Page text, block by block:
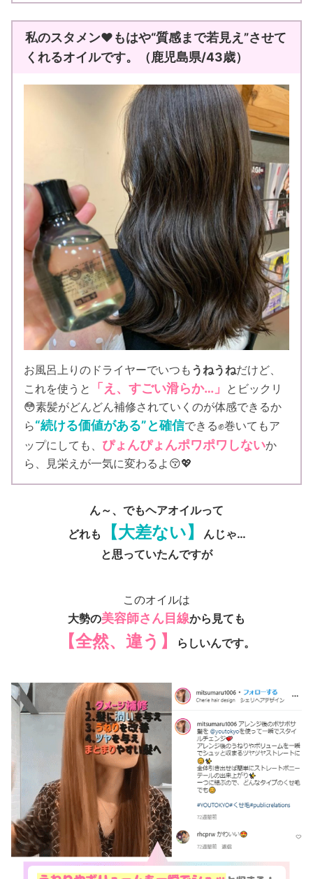
私のスタメン♥もはや“質感まで若見え”させて
くれるオイルです。（鹿児島県/43歳）
お風呂上りのドライヤーでいつも うねうねだけど、
これを使うと
「え、すごい滑らか…」 とビックリ
😳素髪がどんどん補修されていくのが体感できるか
ら“続ける価値がある”と確信できる✊巻いてもア
ップにしても、 ぴょんぴょんポワポワしないか
ら、見栄えが一気に変わるよ😚💖
ん～、でもヘアオイルって
どれも
【大差ない】
んじゃ…
と思っていたんですが
このオイルは
大勢の美容師さん目線から見ても
【全然、違う】 らしいんです。